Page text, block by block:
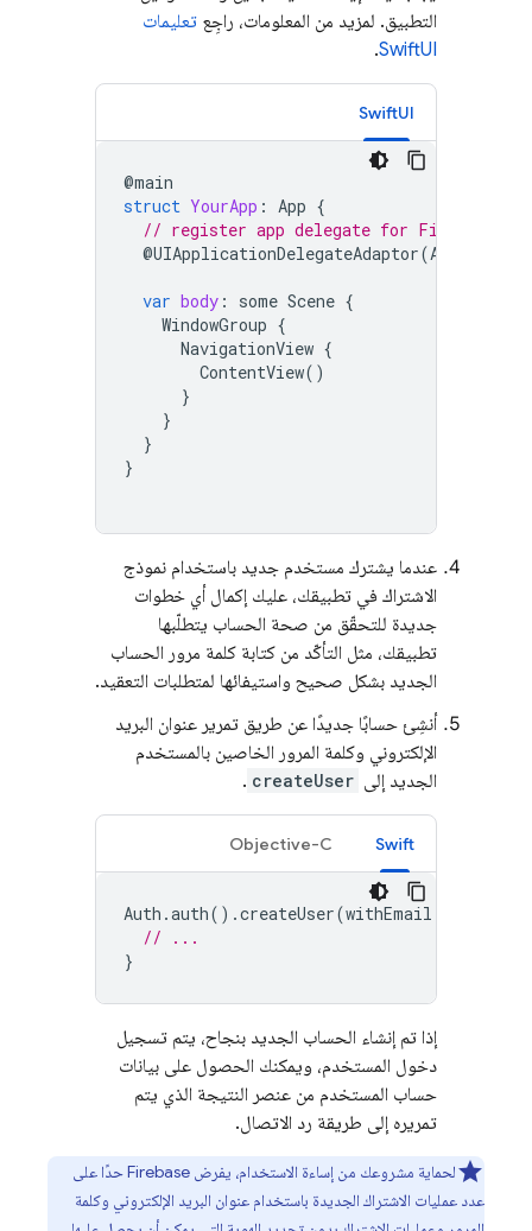
التطبيق. لمزيد من المعلومات، راجِع تعليمات
SwiftUI
.
SwiftUI
@main
struct YourApp : App {
// register app delegate for Firebase
@UIApplicationDelegateAdaptor(
var body : some Scene {
WindowGroup {
NavigationView {
ContentView()
}
}
}
}
عندما يشترك مستخدم جديد باستخدام نموذج
الاشتراك في تطبيقك، عليك إكمال أي خطوات
جديدة للتحقّق من صحة الحساب يتطلّبها
تطبيقك، مثل التأكّد من كتابة كلمة مرور الحساب
الجديد بشكل صحيح واستيفائها لمتطلبات التعقيد.
أنشِئ حسابًا جديدًا عن طريق تمرير عنوان البريد
الإلكتروني وكلمة المرور الخاصين بالمستخدم
الجديد إلى createUser
.
Swift
Objective-C
Auth .auth().createUser(withEmail
// ...
}
إذا تم إنشاء الحساب الجديد بنجاح، يتم تسجيل
دخول المستخدم، ويمكنك الحصول على بيانات
حساب المستخدم من عنصر النتيجة الذي يتم
تمريره إلى طريقة رد الاتصال.
لحماية مشروعك من إساءة الاستخدام، يفرض Firebase حدًا على
عدد عمليات الاشتراك الجديدة باستخدام عنوان البريد الإلكتروني وكلمة